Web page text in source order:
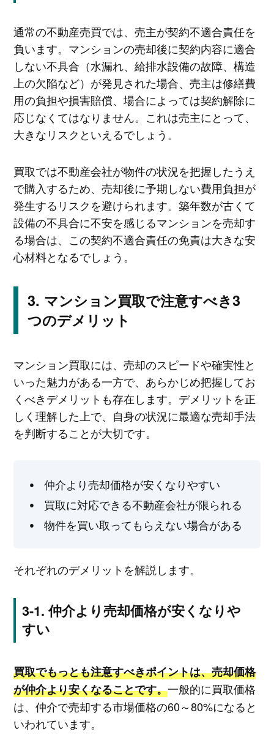
通常の不動産売買では、売主が契約不適合責任を
負います。マンションの売却後に契約内容に適合
しない不具合（水漏れ、給排水設備の故障、構造
上の欠陥など）が発見された場合、売主は修繕費
用の負担や損害賠償、場合によっては契約解除に
応じなくてはなりません。これは売主にとって、
大きなリスクといえるでしょう。
買取では不動産会社が物件の状況を把握したうえ
で購入するため、売却後に予期しない費用負担が
発生するリスクを避けられます。築年数が古くて
設備の不具合に不安を感じるマンションを売却す
る場合は、この契約不適合責任の免責は大きな安
心材料となるでしょう。
マンション買取で注意すべき3
つのデメリット
マンション買取には、売却のスピードや確実性と
いった魅力がある一方で、あらかじめ把握してお
くべきデメリットも存在します。デメリットを正
しく理解した上で、自身の状況に最適な売却手法
を判断することが大切です。
仲介より売却価格が安くなりやすい
買取に対応できる不動産会社が限られる
物件を買い取ってもらえない場合がある
それぞれのデメリットを解説します。
仲介より売却価格が安くなりや
すい
買取でもっとも注意すべきポイントは、売却価格
が仲介より安くなることです。一般的に買取価格
は、仲介で売却する市場価格の60～80%になると
いわれています。